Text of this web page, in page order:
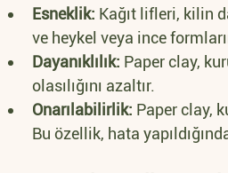
Esneklik: Kağıt lifleri, kilin
ve heykel veya ince
Dayanıklılık: Paper clay,
olasılığını azaltır.
Onarılabilirlik: Paper clay,
Bu özellik, hata